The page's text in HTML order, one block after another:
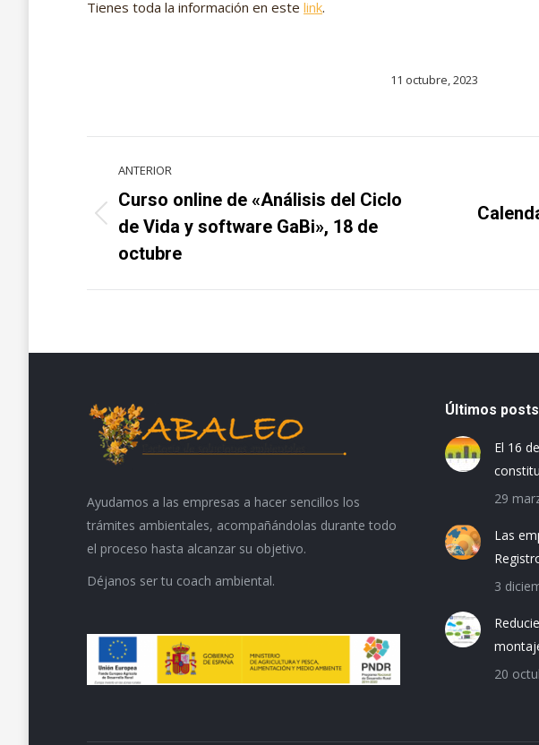
Tienes toda la información en este link.
11 octubre, 2023
entre
proyectos
ANTERIOR
Proyecto
anterior
Curso online de «Análisis del Ciclo
de Vida y software GaBi», 18 de
octubre
Proyecto
Ayudamos a las empresas a hacer sencillos los
trámites ambientales, acompañándolas durante todo
el proceso hasta alcanzar su objetivo.
Déjanos ser tu coach ambiental.
Últimos posts
El 16
29
Las
3
20